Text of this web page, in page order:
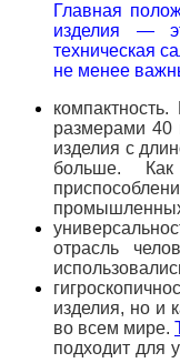
Главная
изделия —
техническая
не менее
размерами
изделия с
больше.
отрасль
изделия, но и
во всем мире.
подходит для